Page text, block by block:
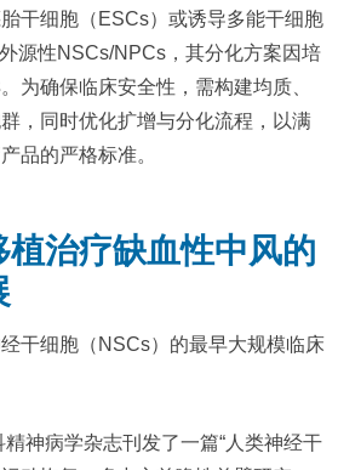
干细胞（ESCs）或诱导多能干细胞
源性NSCs/NPCs，其分化方案因培
为确保临床安全性，需构建均质、
，同时优化扩增与分化流程，以满
品的严格标准。
治疗缺血性中风的
干细胞（NSCs）的最早大规模临床
神病学杂志刊发了一篇“人类神经干